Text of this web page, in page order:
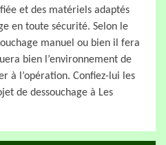
et des matériels adaptés
en toute sécurité. Selon le
manuel ou bien il fera
bien l’environnement de
à l’opération. Confiez-lui les
de dessouchage à Les